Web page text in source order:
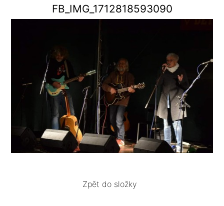
FB_IMG_1712818593090
Zpět do složky